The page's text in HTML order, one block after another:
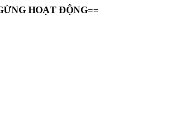
HOẠT ĐỘNG==